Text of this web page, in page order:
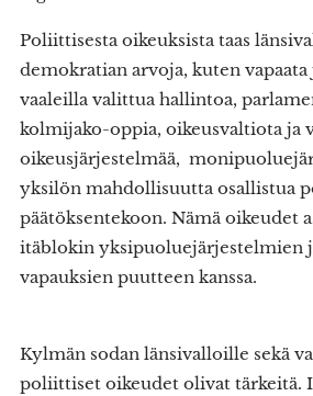
Poliittisesta oikeuksista taas
demokratian arvoja, kuten
vaaleilla valittua hallintoa,
kolmijako-oppia, oikeusvaltiota ja
oikeusjärjestelmää,
yksilön mahdollisuutta osallistua
päätöksentekoon. Nämä oikeudet
itäblokin yksipuoluejärjestelmien
vapauksien puutteen kanssa.
Kylmän sodan länsivalloille sekä
poliittiset oikeudet olivat tärkeitä.